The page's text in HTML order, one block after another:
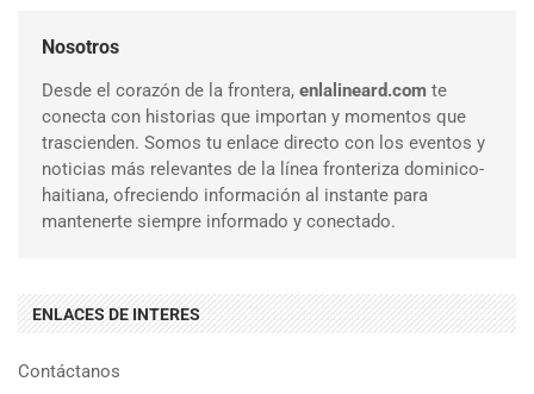
Nosotros
Desde el corazón de la frontera, enlalineard.com te
conecta con historias que importan y momentos que
trascienden. Somos tu enlace directo con los eventos y
noticias más relevantes de la línea fronteriza dominico-
haitiana, ofreciendo información al instante para
mantenerte siempre informado y conectado.
ENLACES DE INTERES
Contáctanos